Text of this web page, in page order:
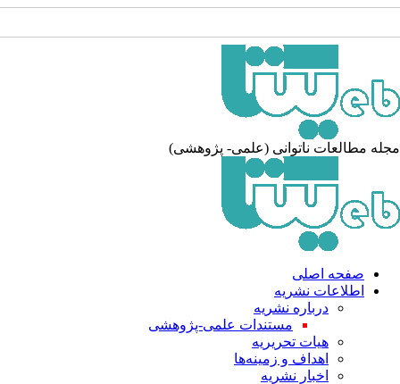
مطالعات ناتوانی (علمی- پژوهشی)
صفحه اصلی
اطلاعات نشریه
درباره نشریه
مستندات علمی-پژوهشی
هیات تحریریه
اهداف و زمینه‌ها
اخبار نشریه